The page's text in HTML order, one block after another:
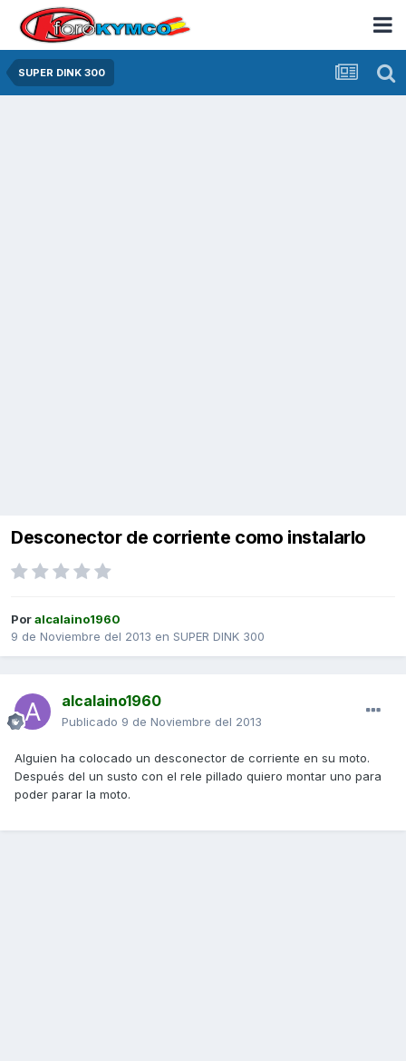
SUPER DINK 300
Desconector de corriente como instalarlo
Poralcalaino1960
9 de Noviembre del 2013 en SUPER DINK 300
alcalaino1960
Publicado 9 de Noviembre del 2013
Alguien ha colocado un desconector de corriente en su moto.
Después del un susto con el rele pillado quiero montar uno para
poder parar la moto.